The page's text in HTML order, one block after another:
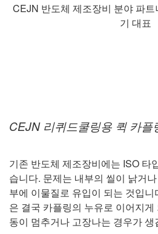
CEJN 반도체 제조장비 분야 파
기 대표
CEJN 리퀴드쿨링용 퀵 카플
기존 반도체 제조장비에는 ISO 타
습니다. 문제는 내부의 씰이 낡거
부에 이물질로 유입이 되는 것입
은 결국 카플링의 누유로 이어지
동이 멈추거나 고장나는 경우가 생